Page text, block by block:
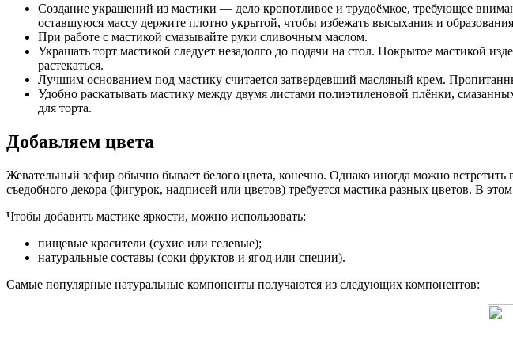
Создание украшений из мастики — дело кропотливое и трудоёмкое, требующее
оставшуюся массу держите плотно укрытой, чтобы избежать высыхания и
При работе с мастикой смазывайте руки сливочным маслом.
Украшать торт мастикой следует незадолго до подачи на стол. Покрытое мастикой
растекаться.
Лучшим основанием под мастику считается затвердевший масляный крем.
Удобно раскатывать мастику между двумя листами полиэтиленовой плёнки,
для торта.
Добавляем цвета
Жевательный зефир обычно бывает белого цвета, конечно. Однако иногда можно
съедобного декора (фигурок, надписей или цветов) требуется мастика разных цветов. В
Чтобы добавить мастике яркости, можно использовать:
пищевые красители (сухие или гелевые);
натуральные составы (соки фруктов и ягод или специи).
Самые популярные натуральные компоненты получаются из следующих компонентов: